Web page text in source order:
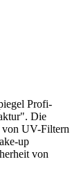
Profi-
Die
von UV-Filtern
up
von